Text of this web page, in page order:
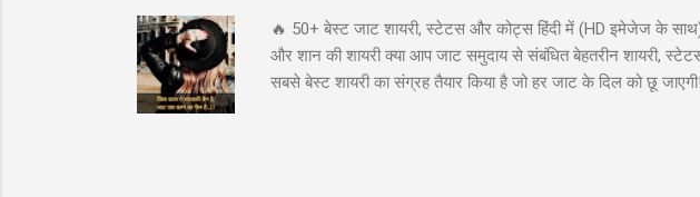
🔥 50+ बेस्ट जाट शायरी, स्टेटस और कोट्स हिंदी में (HD इमेजेज के
और शान की शायरी क्या आप जाट समुदाय से संबंधित बेहतरीन शायरी,
सबसे बेस्ट शायरी का संग्रह तैयार किया है जो हर जाट के दिल को छू
के लिये तुफान है जाट, तभी तो दुनिया कहती है बाप रे खतरनाक है